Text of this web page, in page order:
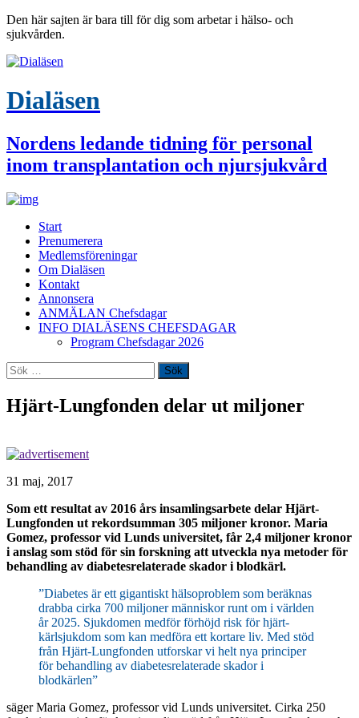
Den här sajten är bara till för dig som arbetar i hälso- och
sjukvården.
Dialäsen
Nordens ledande tidning för personal
inom transplantation och njursjukvård
Start
Prenumerera
Medlemsföreningar
Om Dialäsen
Kontakt
Annonsera
ANMÄLAN Chefsdagar
INFO DIALÄSENS CHEFSDAGAR
Program Chefsdagar 2026
Sök
efter:
Hjärt-Lungfonden delar ut miljoner
31 maj, 2017
Som ett resultat av 2016 års insamlingsarbete delar Hjärt-
Lungfonden ut rekordsumman 305 miljoner kronor. Maria
Gomez, professor vid Lunds universitet, får 2,4 miljoner kronor
i anslag som stöd för sin forskning att utveckla nya metoder för
behandling av diabetesrelaterade skador i blodkärl.
”Diabetes är ett gigantiskt hälsoproblem som beräknas
drabba cirka 700 miljoner människor runt om i världen
år 2025. Sjukdomen medför förhöjd risk för hjärt-
kärlsjukdom som kan medföra ett kortare liv. Med stöd
från Hjärt-Lungfonden utforskar vi helt nya principer
för behandling av diabetesrelaterade skador i
blodkärlen”
säger Maria Gomez, professor vid Lunds universitet. Cirka 250